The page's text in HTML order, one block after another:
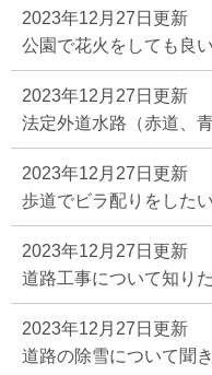
2023年12月27日更新
公園で花火をしても良
2023年12月27日更新
法定外道水路（赤道、
2023年12月27日更新
歩道でビラ配りをした
2023年12月27日更新
道路工事について知り
2023年12月27日更新
道路の除雪について聞